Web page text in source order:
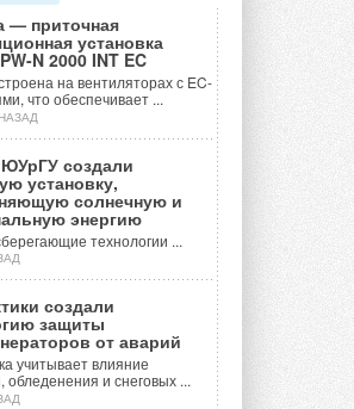
— приточная
установка
N 2000 INT EC
на вентиляторах с EC-
что обеспечивает ...
создали
установку,
солнечную и
энергию
технологии ...
создали
защиты
от аварий
учитывает влияние
обледенения и снеговых ...